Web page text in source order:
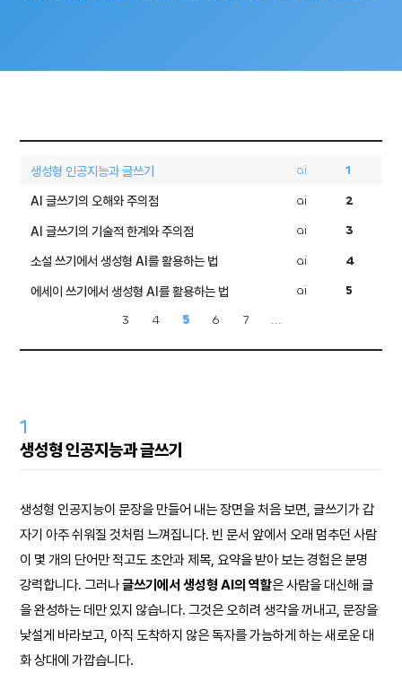
생성형 인공지능과 글쓰기 ai 1
AI 글쓰기의 오해와 주의점 ai 2
AI 글쓰기의 기술적 한계와 주의점 ai 3
소설 쓰기에서 생성형 AI를 활용하는 법 ai 4
에세이 쓰기에서 생성형 AI를 활용하는 법 ai
5
3
4 5 6 7 ...
1
생성형 인공지능과 글쓰기
생성형 인공지능이 문장을 만들어 내는 장면을 처음 보면, 글쓰기가 갑
자기 아주 쉬워질 것처럼 느껴집니다. 빈 문서 앞에서 오래 멈추던 사람
이 몇 개의 단어만 적고도 초안과 제목, 요약을 받아 보는 경험은 분명
강력합니다. 그러나글쓰기에서 생성형 AI의 역할은 사람을 대신해 글
을 완성하는 데만 있지 않습니다. 그것은 오히려 생각을 꺼내고, 문장을
낯설게 바라보고, 아직 도착하지 않은 독자를 가늠하게 하는 새로운 대
화 상대에 가깝습니다.